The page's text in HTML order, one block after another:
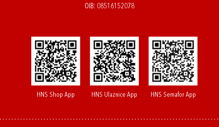
OIB: 08516152078
HNS Shop App HNS Ulaznice App HNS Semafor App